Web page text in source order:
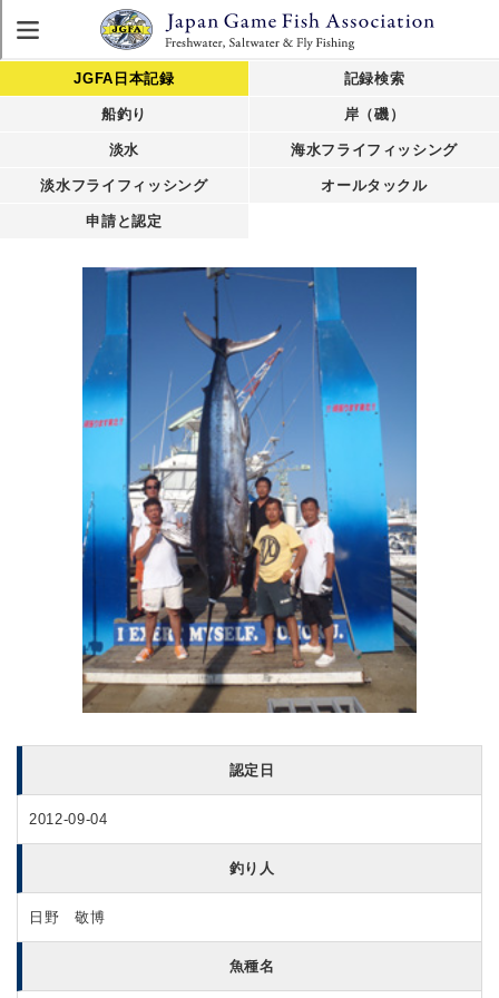
JGFA日本記録 記録検索
船釣り 岸（磯）
淡水 海水フライフィッシング
淡水フライフィッシング オールタックル
申請と認定
認定日
2012-09-04
釣り人
日野 敬博
魚種名